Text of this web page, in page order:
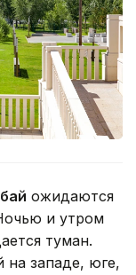
ожидаются
и утром
туман.
на западе, юге,